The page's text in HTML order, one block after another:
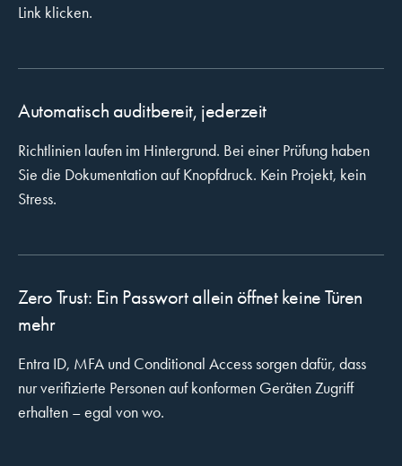
Link klicken.
Automatisch auditbereit, jederzeit
Richtlinien laufen im Hintergrund. Bei einer Prüfung haben
Sie die Dokumentation auf Knopfdruck. Kein Projekt, kein
Stress.
Zero Trust: Ein Passwort allein öffnet keine Türen
mehr
Entra ID, MFA und Conditional Access sorgen dafür, dass
nur verifizierte Personen auf konformen Geräten Zugriff
erhalten – egal von wo.